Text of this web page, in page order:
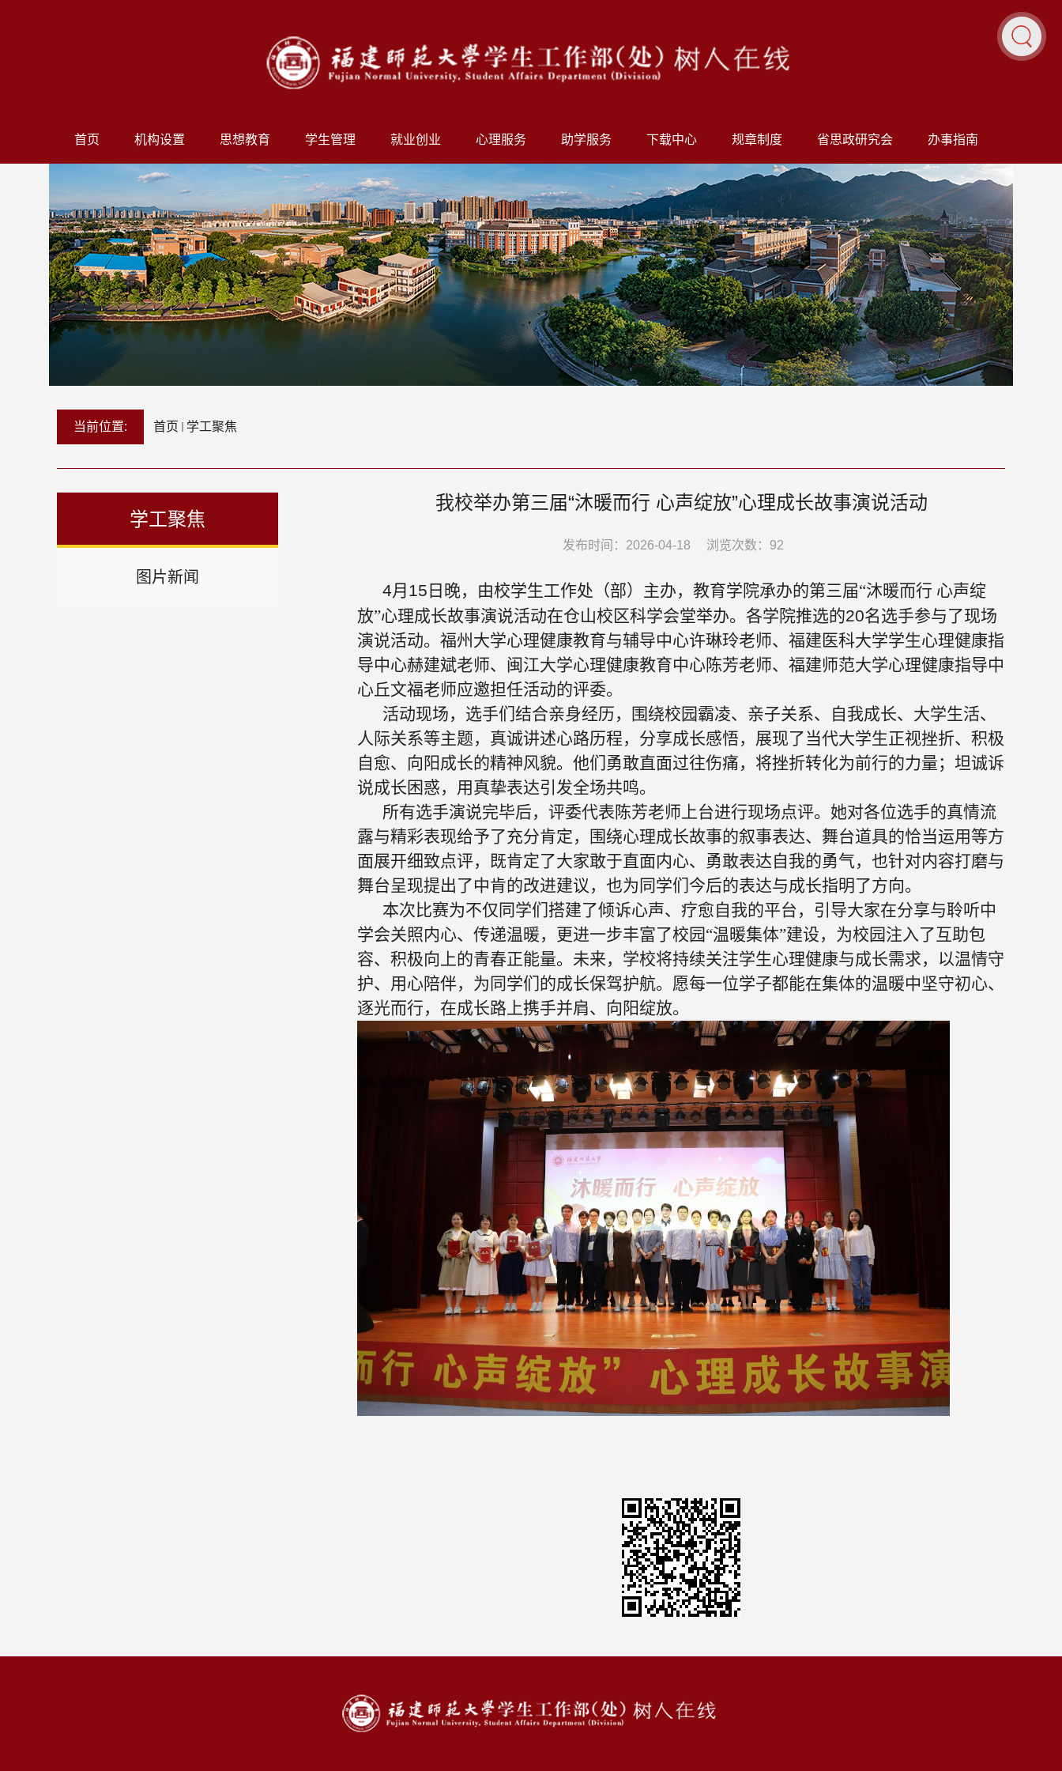
首页 机构设置 思想教育 学生管理 就业创业 心理服务 助学服务 下载中心 规章制度 省思政研究会 办事指南
当前位置: 首页 学工聚焦
学工聚焦
图片新闻
我校举办第三届“沐暖而行 心声绽放”心理成长故事演说活动
发布时间：2026-04-18 浏览次数： 92
4月 15 日晚，由校学生工作处（部）主办，教育学院承办的第三届“沐暖而行 心声绽
放”心理成长故事演说活动在仓山校区科学会堂举办。各学院推选的20名选手参与了现场
演说活动。福州大学心理健康教育与辅导中心许琳玲老师、福建医科大学学生心理健康指
导中心赫建斌老师、闽江大学心理健康教育中心陈芳老师、福建师范大学心理健康指导中
心丘文福老师应邀担任活动的评委。
活动现场，选手们结合亲身经历，围绕校园霸凌、亲子关系、自我成长、大学生活、
人际关系等主题，真诚讲述心路历程，分享成长感悟，展现了当代大学生正视挫折、积极
自愈、向阳成长的精神风貌。他们勇敢直面过往伤痛，将挫折转化为前行的力量；坦诚诉
说成长困惑，用真挚表达引发全场共鸣。
所有选手演说完毕后，评委代表陈芳老师上台进行现场点评。她对各位选手的真情流
露与精彩表现给予了充分肯定，围绕心理成长故事的叙事表达、舞台道具的恰当运用等方
面展开细致点评，既肯定了大家敢于直面内心、勇敢表达自我的勇气，也针对内容打磨与
舞台呈现提出了中肯的改进建议，也为同学们今后的表达与成长指明了方向。
本次比赛为不仅同学们搭建了倾诉心声、疗愈自我的平台，引导大家在分享与聆听中
学会关照内心、传递温暖，更进一步丰富了校园“温暖集体”建设，为校园注入了互助包
容、积极向上的青春正能量。未来，学校将持续关注学生心理健康与成长需求，以温情守
护、用心陪伴，为同学们的成长保驾护航。愿每一位学子都能在集体的温暖中坚守初心、
逐光而行，在成长路上携手并肩、向阳绽放。